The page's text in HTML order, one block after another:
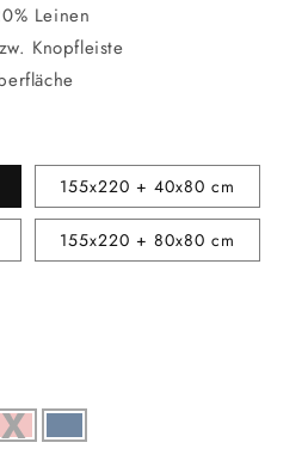
Leinen
Knopfleiste
155x220 + 40x80 cm
155x220 + 80x80 cm